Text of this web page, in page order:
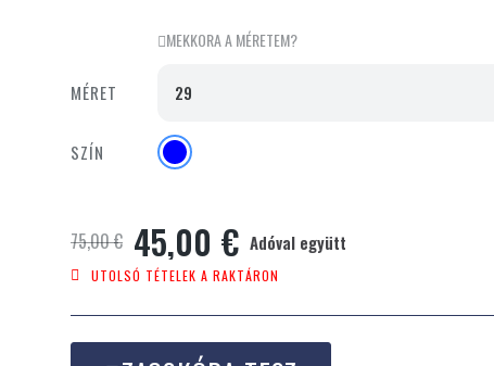
MEKKORA A MÉRETEM?
MÉRET
SZÍN
75,00 € 45,00 € Adóval együtt
UTOLSÓ TÉTELEK A RAKTÁRON